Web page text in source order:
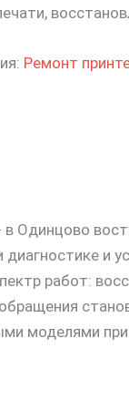
Ремонт
в Одинцово
и
работ:
моделями